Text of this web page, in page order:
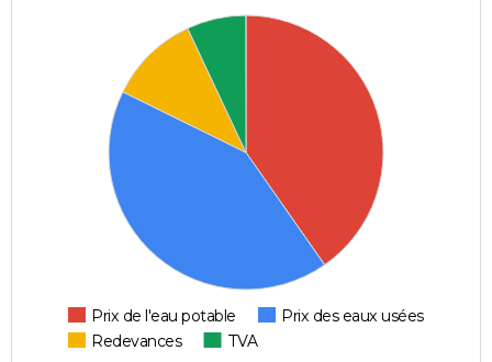
Prix de l'eau potable
Prix des eaux usées
Redevances
TVA